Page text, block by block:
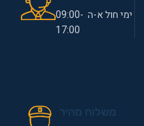
ימי חול א-ה 09:00-
17:00